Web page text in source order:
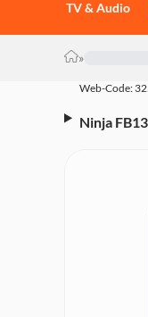
TV & Audio
»
Web-Code:
Ninja